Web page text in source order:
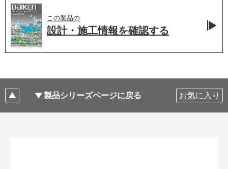
この製品の
設計・施工情報を確認する
製品シリーズページに戻る お気に入り